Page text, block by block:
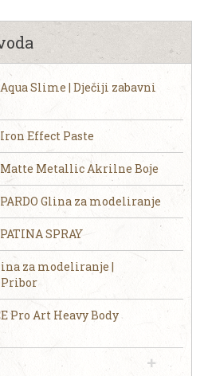
Aqua Slime | Dječiji zabavni
Iron Effect Paste
Matte Metallic Akrilne Boje
PARDO Glina za modeliranje
SPRAY
za modeliranje |
Pro Art Heavy Body